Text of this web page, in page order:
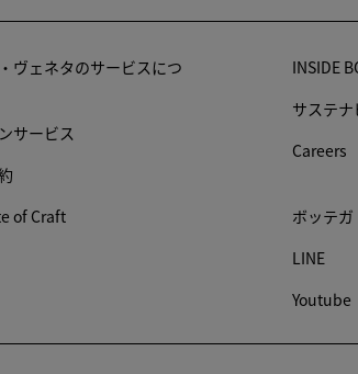
ヴェネタのサービスにつ
サービス
of Craft
INSIDE
サステナ
Careers
ボッテ
LINE
Youtube